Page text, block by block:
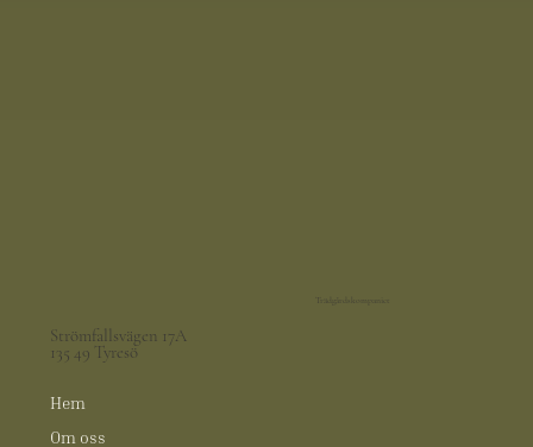
Trädgårdskompaniet
Strömfallsvägen 17A
135 49 Tyresö
Hem
Om oss